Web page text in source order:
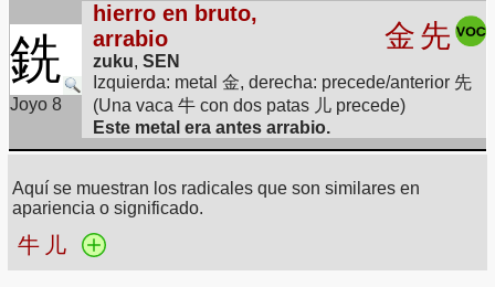
銑
Joyo 8
hierro en bruto,
arrabio
zuku, SEN
金先
Izquierda: metal 金, derecha: precede/anterior 先
(Una vaca 牛 con dos patas 儿 precede)
Este metal era antes arrabio.
Aquí se muestran los radicales que son similares en
apariencia o significado.
牛 儿